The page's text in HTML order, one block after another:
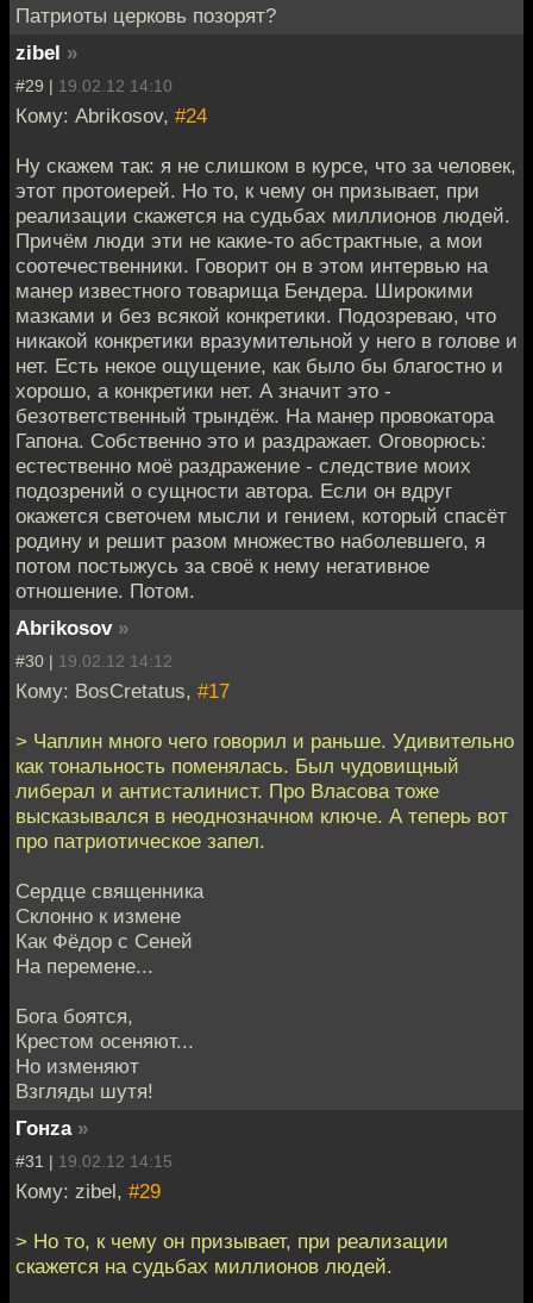
Патриоты церковь позорят?
zibel »
#29 | 19.02.12 14:10
Кому: Abrikosov, #24
Ну скажем так: я не слишком в курсе, что за человек,
этот протоиерей. Но то, к чему он призывает, при
реализации скажется на судьбах миллионов людей.
Причём люди эти не какие-то абстрактные, а мои
соотечественники. Говорит он в этом интервью на
манер известного товарища Бендера. Широкими
мазками и без всякой конкретики. Подозреваю, что
никакой конкретики вразумительной у него в голове и
нет. Есть некое ощущение, как было бы благостно и
хорошо, а конкретики нет. А значит это -
безответственный трындёж. На манер провокатора
Гапона. Собственно это и раздражает. Оговорюсь:
естественно моё раздражение - следствие моих
подозрений о сущности автора. Если он вдруг
окажется светочем мысли и гением, который спасёт
родину и решит разом множество наболевшего, я
потом постыжусь за своё к нему негативное
отношение. Потом.
Abrikosov »
#30 | 19.02.12 14:12
Кому: BosCretatus, #17
> Чаплин много чего говорил и раньше. Удивительно
как тональность поменялась. Был чудовищный
либерал и антисталинист. Про Власова тоже
высказывался в неоднозначном ключе. А теперь вот
про патриотическое запел.
Сердце священника
Склонно к измене
Как Фёдор с Сеней
На перемене...
Бога боятся,
Крестом осеняют...
Но изменяют
Взгляды шутя!
Гонzа »
#31 | 19.02.12 14:15
Кому: zibel, #29
> Но то, к чему он призывает, при реализации
скажется на судьбах миллионов людей.